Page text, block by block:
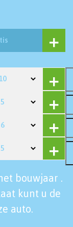
bouwjaar .
kunt u de
auto.